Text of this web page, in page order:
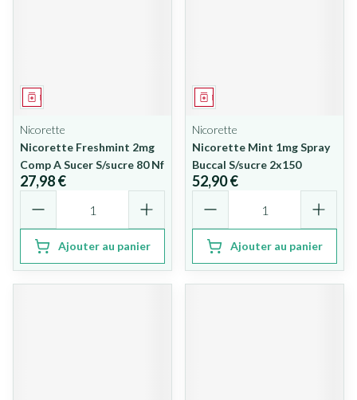
Médicament
Nicorette
Nicorette Freshmint 2mg
Comp A Sucer S/sucre 80 Nf
27,98 €
Ajouter au panier
Médicament
Nicorette
Nicorette Mint 1mg Spray
Buccal S/sucre 2x150
52,90 €
Ajouter au panier